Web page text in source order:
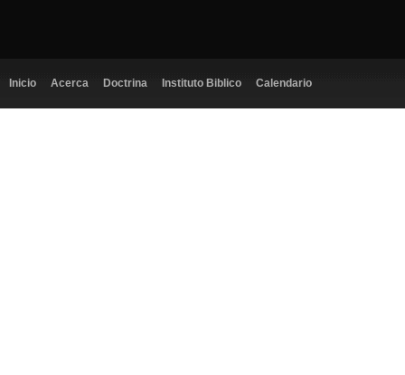
Inicio Acerca Doctrina Instituto Biblico Calendario